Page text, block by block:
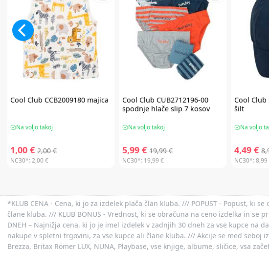
Cool Club CCB2009180 majica
Na voljo takoj
1,00 € 2,00 €
NC30*:2,00 €
Cool Club CUB2712196-00
spodnje hlače slip 7 kosov
Na voljo takoj
5,99 € 19,99 €
NC30*: 19,99 €
Cool Club
šilt
Na voljo
4,49 €
NC30*:8,99
*KLUB CENA - Cena, ki jo za izdelek plača član kluba. /// POPUST - Popust, ki
člane kluba. /// KLUB BONUS - Vrednost, ki se obračuna na ceno izdelka in se
DNEH – Najnižja cena, ki jo je imel izdelek v zadnjih 30 dneh za vse kupce na
nakupe v spletni trgovini, za vse kupce ali člane kluba. /// Akcije se med seboj
Brezza, Britax Römer LUX, NUNA, Playbase, vse knjige, albume, sličice, vsa